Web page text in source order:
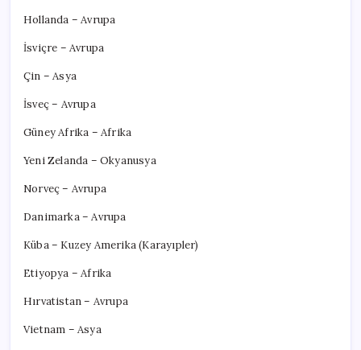
Hollanda – Avrupa
İsviçre – Avrupa
Çin – Asya
İsveç – Avrupa
Güney Afrika – Afrika
Yeni Zelanda – Okyanusya
Norveç – Avrupa
Danimarka – Avrupa
Küba – Kuzey Amerika (Karayıpler)
Etiyopya – Afrika
Hırvatistan – Avrupa
Vietnam – Asya